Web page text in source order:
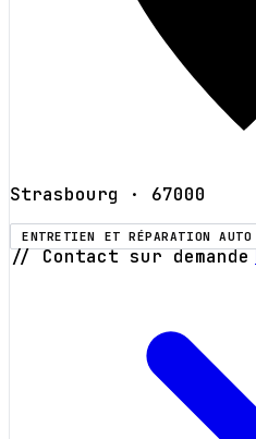
Strasbourg · 67000
ENTRETIEN ET RÉPARATION AUTO
// Contact sur demande